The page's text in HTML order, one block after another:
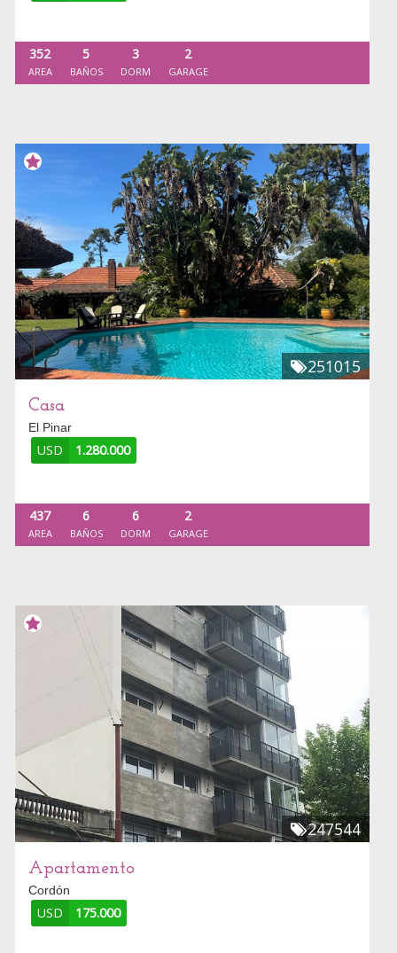
352
AREA
5
BAÑOS
3
DORM
2
GARAGE
251015
Casa
El Pinar
USD 1.280.000
437
AREA
6
BAÑOS
6
DORM
2
GARAGE
247544
Apartamento
Cordón
USD 175.000